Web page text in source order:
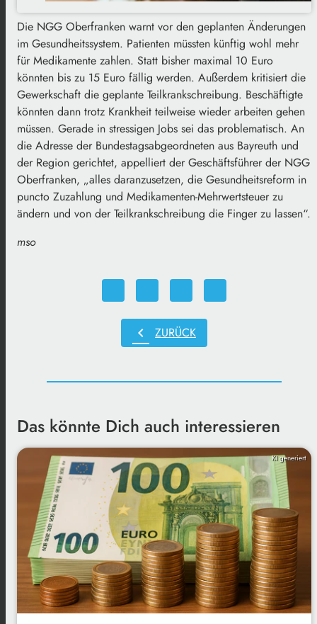
Die NGG Oberfranken warnt vor den geplanten Änderungen
im Gesundheitssystem. Patienten müssten künftig wohl mehr
für Medikamente zahlen. Statt bisher maximal 10 Euro
könnten bis zu 15 Euro fällig werden. Außerdem kritisiert die
Gewerkschaft die geplante Teilkrankschreibung. Beschäftigte
könnten dann trotz Krankheit teilweise wieder arbeiten gehen
müssen. Gerade in stressigen Jobs sei das problematisch. An
die Adresse der Bundestagsabgeordneten aus Bayreuth und
der Region gerichtet, appelliert der Geschäftsführer der NGG
Oberfranken, „alles daranzusetzen, die Gesundheitsreform in
puncto Zuzahlung und Medikamenten-Mehrwertsteuer zu
ändern und von der Teilkrankschreibung die Finger zu lassen“.
mso
chevron_left ZURÜCK
Das könnte Dich auch interessieren
KI generiert